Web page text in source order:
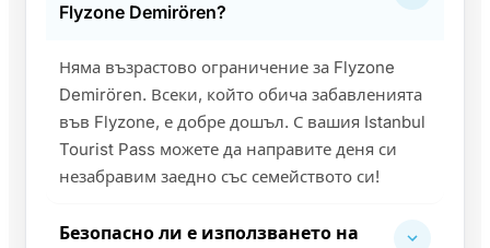
Flyzone Demirören?
Няма възрастово ограничение за Flyzone
Demirören. Всеки, който обича забавленията
във Flyzone, е добре дошъл. С вашия Istanbul
Tourist Pass можете да направите деня си
незабравим заедно със семейството си!
Безопасно ли е използването на